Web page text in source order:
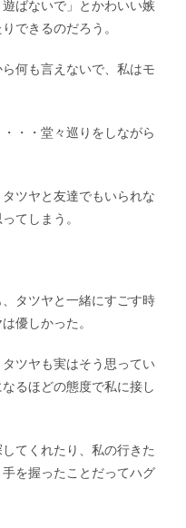
ばないで」とかわいい嫉
できるのだろう。
何も言えないで、私はモ
・・堂々巡りをしながら
ツヤと友達でもいられな
てしまう。
タツヤと一緒にすごす時
優しかった。
ツヤも実はそう思ってい
るほどの態度で私に接し
てくれたり、私の行きた
を握ったことだってハグ